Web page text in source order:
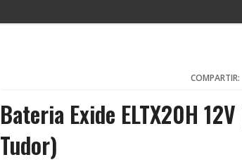
COMPARTIR:
Bateria Exide ELTX20H 12V
Tudor)